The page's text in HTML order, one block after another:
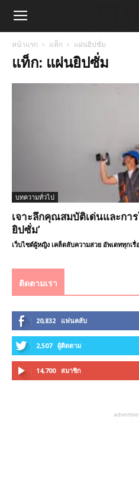
หน้าแรก แท็ก แผ่นยิปซั่ม
แท็ก: แผ่นยิปซั่ม
บทความทั่วไป
เจาะลึกคุณสมบัติเด่นและกา
ยิปซั่ม’
เว็บไซต์ผู้หญิง เคล็ดลับความสวย อัพเดททุกเ
ติดตามเรา
20,832 แฟนคลับ
2,507 ผู้ติดตาม
14,700 สมาชิก